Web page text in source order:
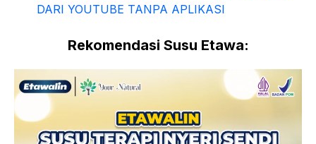
DARI YOUTUBE TANPA APLIKASI
Rekomendasi Susu Etawa: